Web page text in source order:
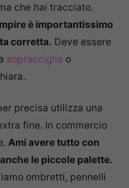
che hai tracciato.
è importantissimo
corretta. Deve essere
sopracciglia o
precisa utilizza una
fine. In commercio
Ami avere tutto con
le piccole palette.
ombretti, pennelli